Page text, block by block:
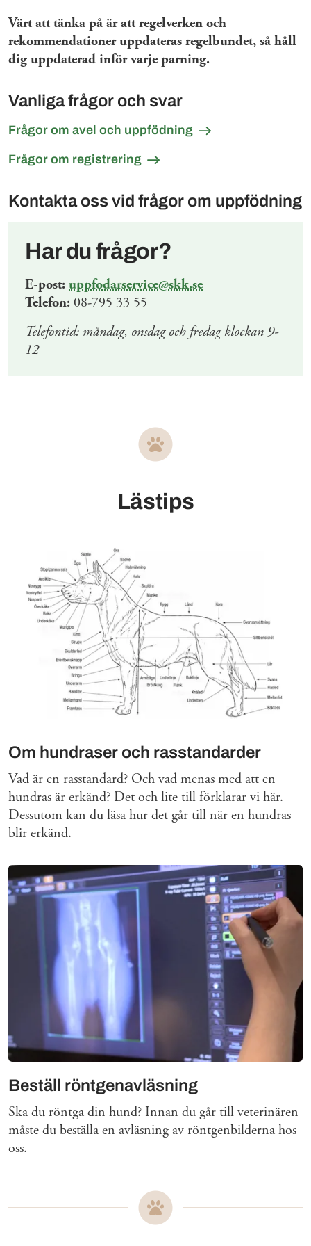
Värt att tänka på är att regelverken och
rekommendationer uppdateras regelbundet, så håll
dig uppdaterad inför varje parning.
Vanliga frågor och svar
Frågor om avel och uppfödning
Frågor om registrering
Kontakta oss vid frågor om uppfödning
Har du frågor?
E-post: uppfodarservice@skk.se
Telefon: 08-795 33 55
Telefontid: måndag, onsdag och fredag klockan 9-
12
Lästips
Om hundraser och rasstandarder
Vad är en rasstandard? Och vad menas med att en
hundras är erkänd? Det och lite till förklarar vi här.
Dessutom kan du läsa hur det går till när en hundras
blir erkänd.
Beställ röntgenavläsning
Ska du röntga din hund? Innan du går till veterinären
måste du beställa en avläsning av röntgenbilderna hos
oss.